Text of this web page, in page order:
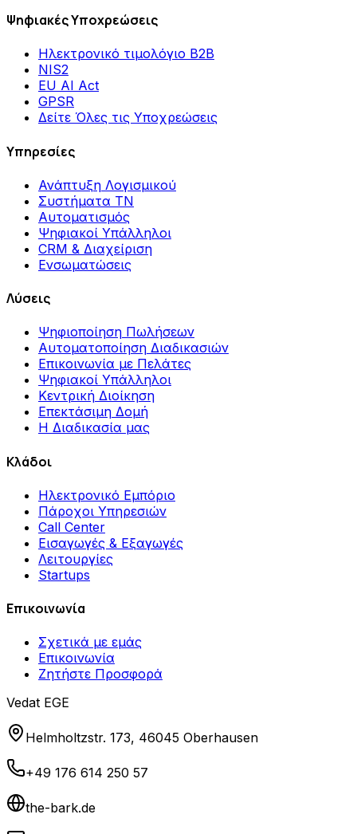
Ψηφιακές Υποχρεώσεις
Ηλεκτρονικό τιμολόγιο B2B
NIS2
EU AI Act
GPSR
Δείτε Όλες τις Υποχρεώσεις
Υπηρεσίες
Ανάπτυξη Λογισμικού
Συστήματα ΤΝ
Αυτοματισμός
Ψηφιακοί Υπάλληλοι
CRM & Διαχείριση
Ενσωματώσεις
Λύσεις
Ψηφιοποίηση Πωλήσεων
Αυτοματοποίηση Διαδικασιών
Επικοινωνία με Πελάτες
Ψηφιακοί Υπάλληλοι
Κεντρική Διοίκηση
Επεκτάσιμη Δομή
Η Διαδικασία μας
Κλάδοι
Ηλεκτρονικό Εμπόριο
Πάροχοι Υπηρεσιών
Call Center
Εισαγωγές & Εξαγωγές
Λειτουργίες
Startups
Επικοινωνία
Σχετικά με εμάς
Επικοινωνία
Ζητήστε Προσφορά
Vedat EGE
Helmholtzstr. 173, 46045 Oberhausen
+49 176 614 250 57
the-bark.de